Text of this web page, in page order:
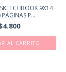
9X14
P...